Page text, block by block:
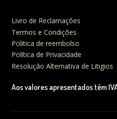
Livro de Reclamações
Termos e Condições
Politica de reembolso
Política de Privacidade
Resolução Alternativa de Litigios
Aos valores apresentados têm